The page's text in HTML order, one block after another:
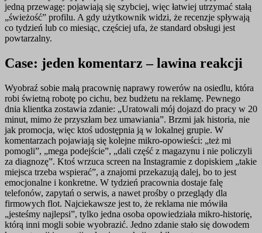
jedną przewagę: pojawiają się szybciej, więc łatwiej utrzymać stałą
„świeżość” profilu. A gdy użytkownik widzi, że recenzje spływają
co tydzień lub co miesiąc, częściej ufa, że standard obsługi jest
powtarzalny.
Case: jeden komentarz – lawina reakcji
Wyobraź sobie małą pracownię naprawy rowerów na osiedlu, która
robi świetną robotę po cichu, bez budżetu na reklamę. Pewnego
dnia klientka zostawia zdanie: „Uratowali mój dojazd do pracy w 20
minut, mimo że przyszłam bez umawiania”. Brzmi jak historia, nie
jak promocja, więc ktoś udostępnia ją w lokalnej grupie. W
komentarzach pojawiają się kolejne mikro-opowieści: „też mi
pomogli”, „mega podejście”, „dali część z magazynu i nie policzyli
za diagnozę”. Ktoś wrzuca screen na Instagramie z dopiskiem „takie
miejsca trzeba wspierać”, a znajomi przekazują dalej, bo to jest
emocjonalne i konkretne. W tydzień pracownia dostaje falę
telefonów, zapytań o serwis, a nawet prośby o przeglądy dla
firmowych flot. Najciekawsze jest to, że reklama nie mówiła
„jesteśmy najlepsi”, tylko jedna osoba opowiedziała mikro-historię,
którą inni mogli sobie wyobrazić. Jedno zdanie stało się dowodem